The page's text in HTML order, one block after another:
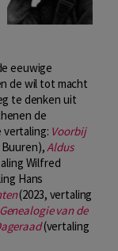
eeuwige
de wil tot macht
te denken uit
de
vertaling: Voorbij
Buuren),Aldus
Wilfred
Hans
(2023, vertaling
Genealogie van de
(vertaling